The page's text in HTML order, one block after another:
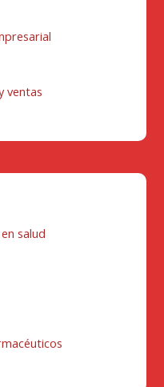
ventas
salud